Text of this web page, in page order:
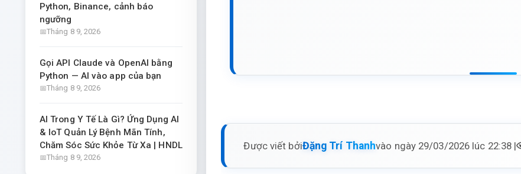
Python, Binance, cảnh báo
ngưỡng
Tháng 8 9, 2026
Gọi API Claude và OpenAI bằng
Python — AI vào app của bạn
Tháng 8 9, 2026
AI Trong Y Tế Là Gì? Ứng Dụng AI
& IoT Quản Lý Bệnh Mãn Tính,
Chăm Sóc Sức Khỏe Từ Xa | HNDL
Tháng 8 9, 2026
Được viết bởiĐặng Trí Thanhvào ngày 29/03/2026 lúc 22:38 |